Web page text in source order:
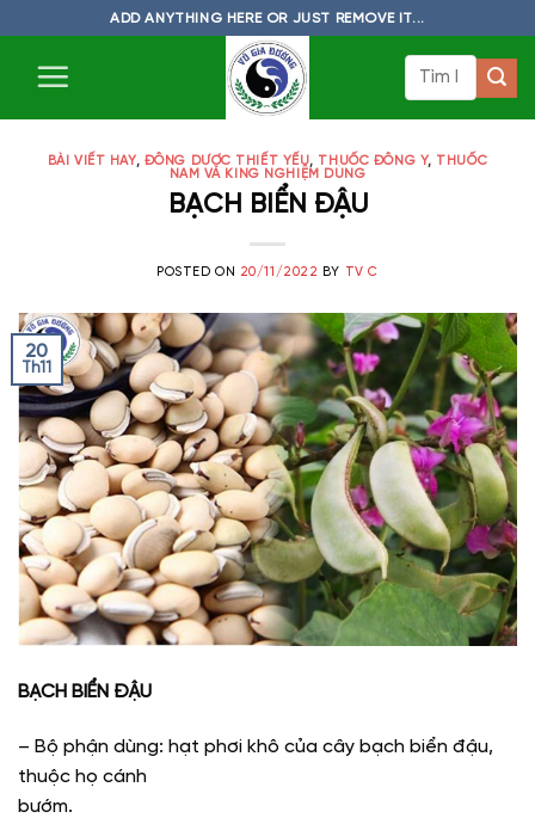
content
ADD ANYTHING HERE OR JUST REMOVE IT...
BÀI VIẾT HAY, ĐÔNG DƯỢC THIẾT YẾU, THUỐC ĐÔNG Y, THUỐC
NAM VÀ KING NGHIỆM DÙNG
BẠCH BIỂN ĐẬU
POSTED ON 20/11/2022 BY TV C
20
Th11
BẠCH BIỂN ĐẬU
– Bộ phận dùng: hạt phơi khô của cây bạch biển đậu,
thuộc họ cánh
bướm.